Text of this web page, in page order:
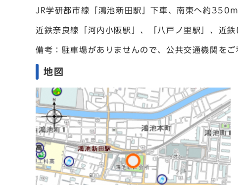
JR学研都市線「鴻池新田駅」下車、南東へ約350ｍ
近鉄奈良線「河内小阪駅」、「八戸ノ里駅」、近
備考：駐車場がありませんので、公共交通機関をご
地図